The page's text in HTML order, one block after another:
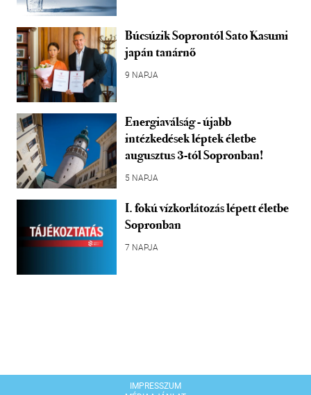
Búcsúzik Soprontól Sato Kasumi
japán tanárnő
9 NAPJA
Energiaválság - újabb
intézkedések léptek életbe
augusztus 3-tól Sopronban!
5 NAPJA
I. fokú vízkorlátozás lépett életbe
Sopronban
7 NAPJA
IMPRESSZUM